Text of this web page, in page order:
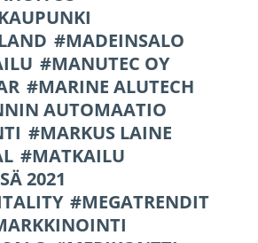
MADEINSALO
MANUTEC OY
MARINE ALUTECH
AUTOMAATIO
MARKUS LAINE
MATKAILU
2021
MEGATRENDIT